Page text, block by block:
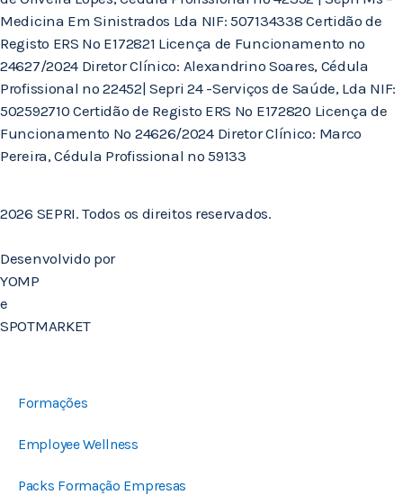
Medicina Em Sinistrados Lda NIF: 507134338 Certidão de
Registo ERS Nº E172821 Licença de Funcionamento nº
24627/2024 Diretor Clínico: Alexandrino Soares, Cédula
Profissional nº 22452| Sepri 24 -Serviços de Saúde, Lda NIF:
502592710 Certidão de Registo ERS Nº E172820 Licença de
Funcionamento Nº 24626/2024 Diretor Clínico: Marco
Pereira, Cédula Profissional nº 59133
2026 SEPRI. Todos os direitos reservados.
Desenvolvido por
YOMP
e
SPOTMARKET
Formações
Employee Wellness
Packs Formação Empresas